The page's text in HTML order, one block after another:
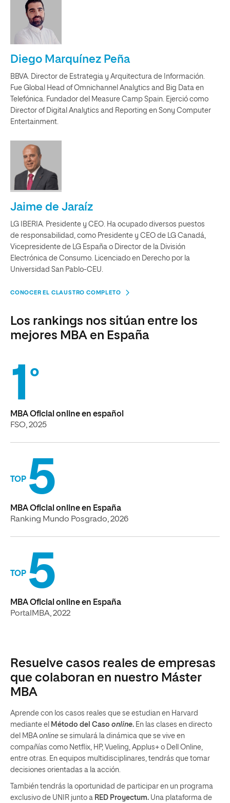
Diego Marquínez Peña
BBVA. Director de Estrategia y Arquitectura de Información.
Fue Global Head of Omnichannel Analytics and Big Data en
Telefónica. Fundador del Measure Camp Spain. Ejerció como
Director of Digital Analytics and Reporting en Sony Computer
Entertainment.
Jaime de Jaraíz
LG IBERIA. Presidente y CEO. Ha ocupado diversos puestos
de responsabilidad, como Presidente y CEO de LG Canadá,
Vicepresidente de LG España o Director de la División
Electrónica de Consumo. Licenciado en Derecho por la
Universidad San Pablo-CEU.
CONOCER EL CLAUSTRO COMPLETO
Los rankings nos sitúan entre los
mejores MBA en España
1 º
MBA Oficial online en español
FSO, 2025
TOP 5
MBA Oficial online en España
Ranking Mundo Posgrado, 2026
TOP 5
MBA Oficial online en España
PortalMBA, 2022
Resuelve casos reales de empresas
que colaboran en nuestro Máster
MBA
Aprende con los casos reales que se estudian en Harvard
mediante el Método del Caso online. En las clases en directo
del MBAonline se simulará la dinámica que se vive en
compañías como Netflix, HP, Vueling, Applus+ o Dell Online,
entre otras. En equipos multidisciplinares, tendrás que tomar
decisiones orientadas a la acción.
También tendrás la oportunidad de participar en un programa
exclusivo de UNIR junto a RED Proyectum. Una plataforma de